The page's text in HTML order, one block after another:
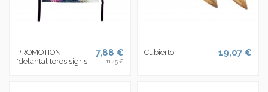
PROMOTION
*delantal toros sigris
7,88 €
11,25 €
Cubierto 19,07 €